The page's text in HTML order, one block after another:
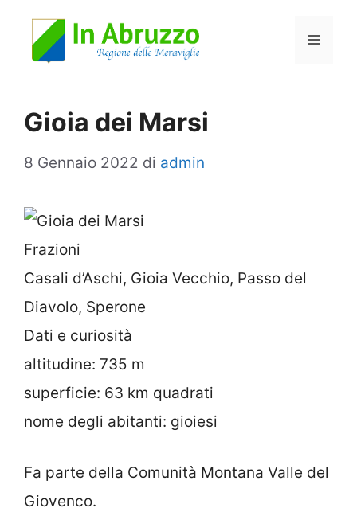
Menu
Gioia dei Marsi
8 Gennaio 2022 di admin
Frazioni
Casali d’Aschi, Gioia Vecchio, Passo del
Diavolo, Sperone
Dati e curiosità
altitudine: 735 m
superficie: 63 km quadrati
nome degli abitanti: gioiesi
Fa parte della Comunità Montana Valle del
Giovenco.